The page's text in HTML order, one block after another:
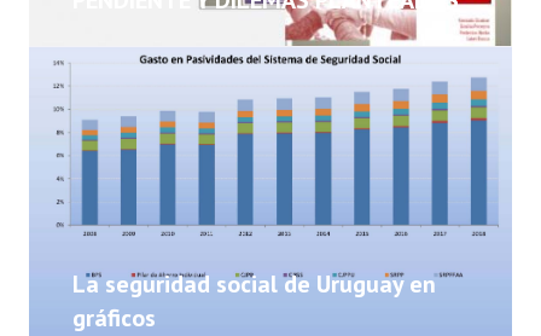
La seguridad social de Uruguay en
gráficos